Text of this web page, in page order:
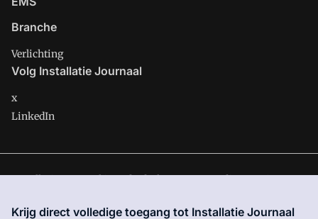
Branche
Verlichting
Volg Installatie Journaal
x
LinkedIn
Installatie Journaal is onderdeel van VMN media. Lees inons
site zijn de volgende regelingen van toepassing:Algemene
Krijg direct volledige toegang tot Installatie Journaal